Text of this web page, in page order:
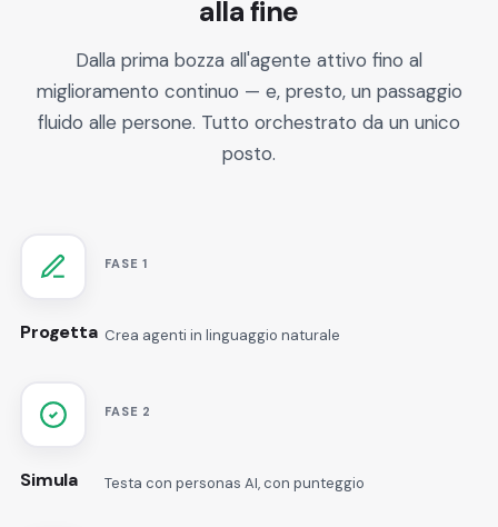
alla fine
Dalla prima bozza all'agente attivo fino al
miglioramento continuo — e, presto, un passaggio
fluido alle persone. Tutto orchestrato da un unico
posto.
FASE 1
Progetta Crea agenti in linguaggio naturale
FASE 2
Simula Testa con personas AI, con punteggio